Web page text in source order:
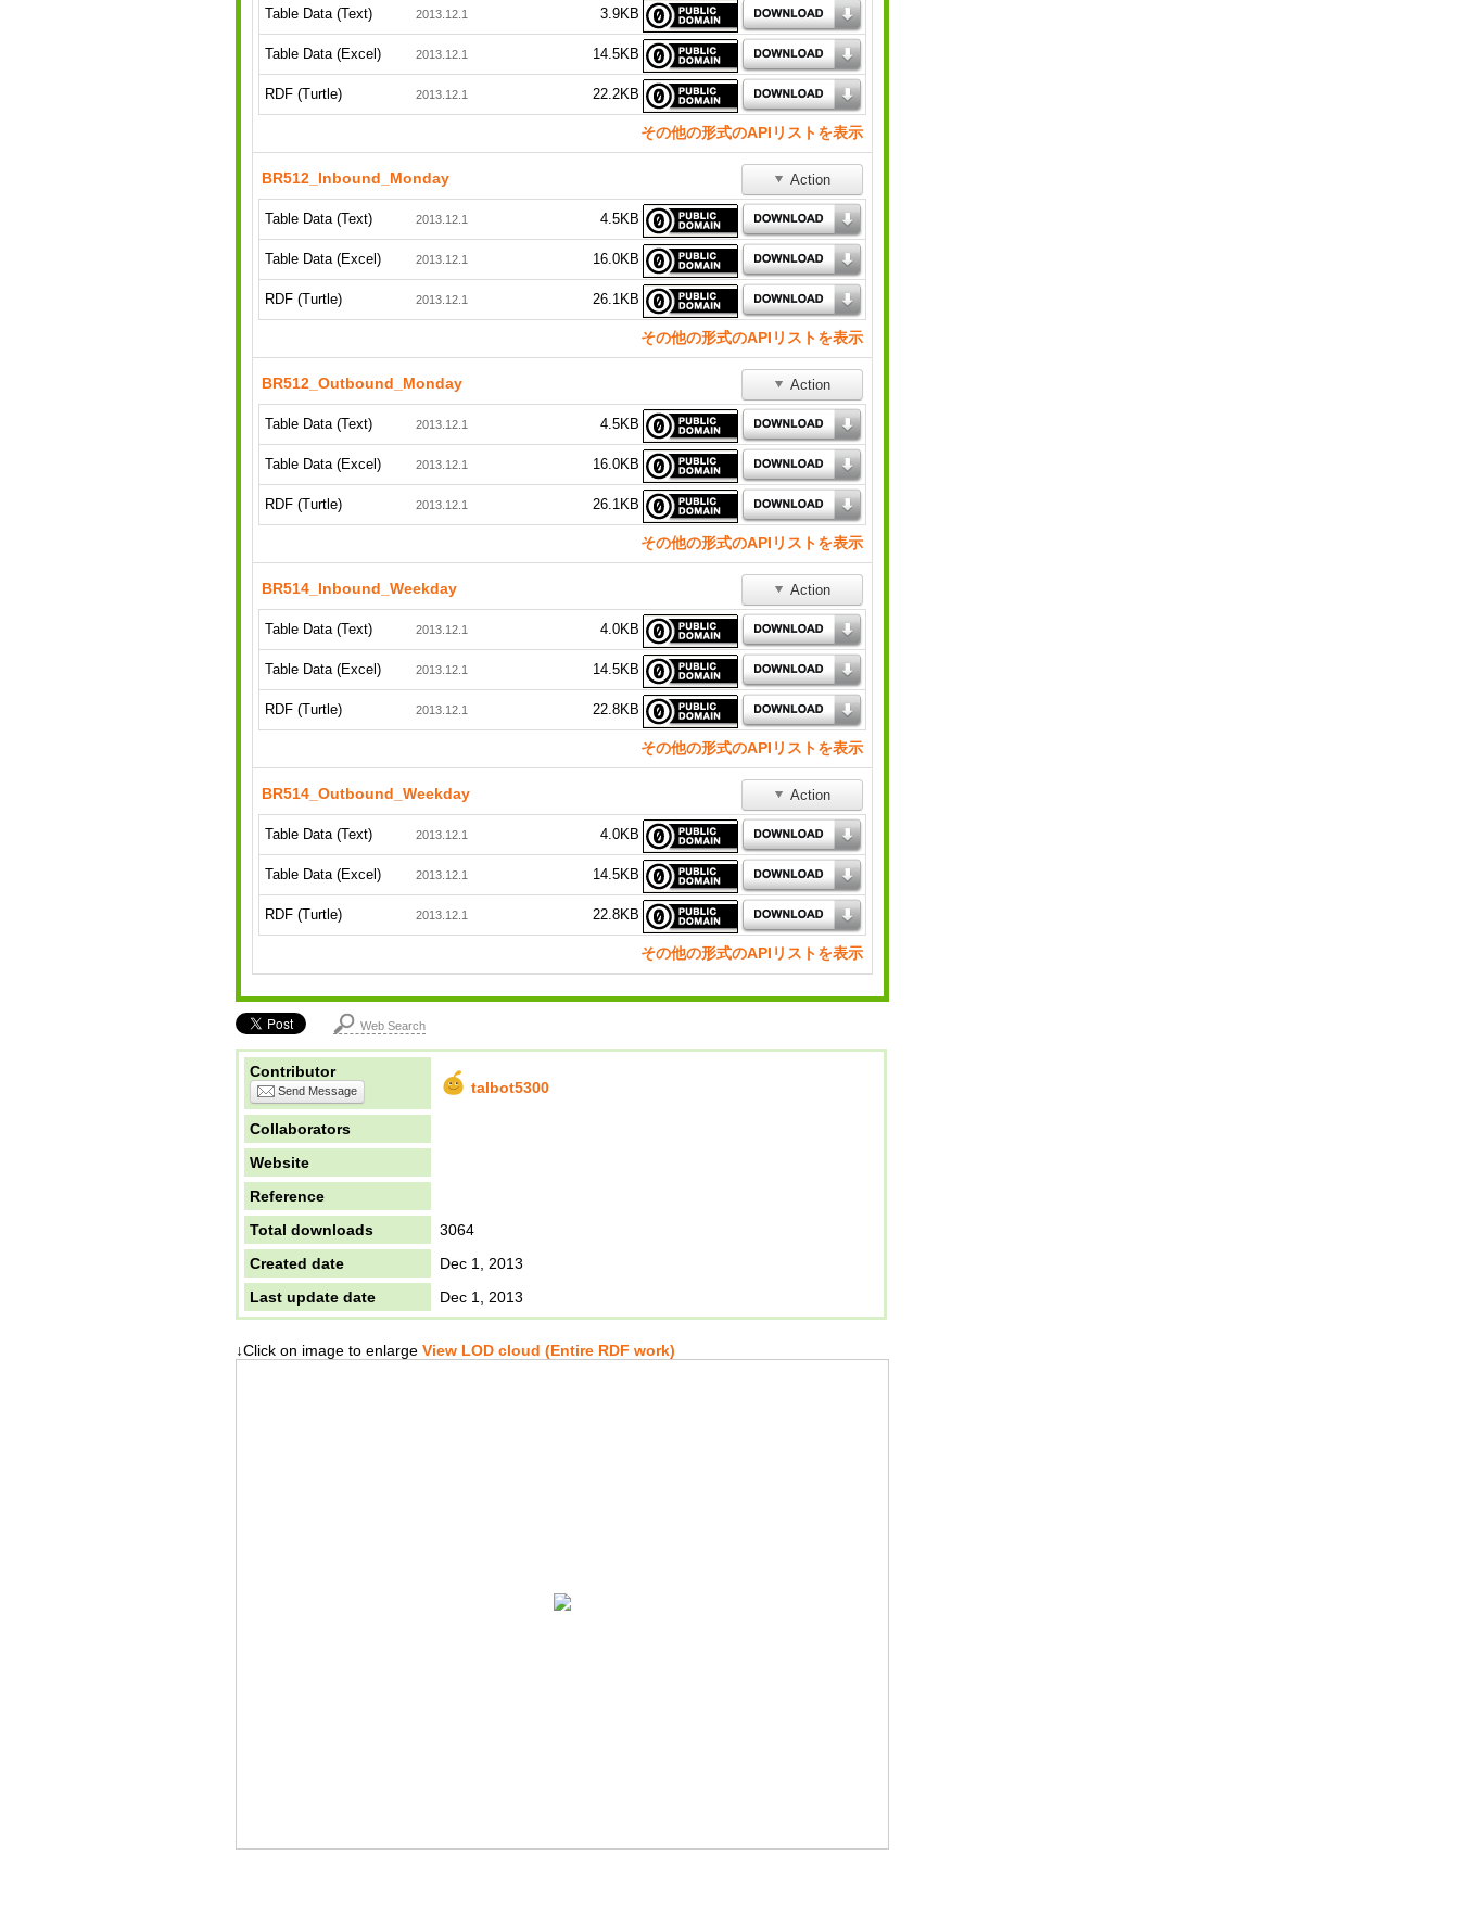
Table Data (Text) 2013.12.1 3.9KB
Table Data (Excel) 2013.12.1 14.5KB
RDF (Turtle) 2013.12.1 22.2KB
その他の形式のAPIリストを表示
BR512_Inbound_Monday Action
Table Data (Text) 2013.12.1 4.5KB
Table Data (Excel) 2013.12.1 16.0KB
RDF (Turtle) 2013.12.1 26.1KB
その他の形式のAPIリストを表示
BR512_Outbound_Monday Action
Table Data (Text) 2013.12.1 4.5KB
Table Data (Excel) 2013.12.1 16.0KB
RDF (Turtle) 2013.12.1 26.1KB
その他の形式のAPIリストを表示
BR514_Inbound_Weekday Action
Table Data (Text) 2013.12.1 4.0KB
Table Data (Excel) 2013.12.1 14.5KB
RDF (Turtle) 2013.12.1 22.8KB
その他の形式のAPIリストを表示
BR514_Outbound_Weekday Action
Table Data (Text) 2013.12.1 4.0KB
Table Data (Excel) 2013.12.1 14.5KB
RDF (Turtle) 2013.12.1 22.8KB
その他の形式のAPIリストを表示
Web Search
Contributor
Send Message talbot5300
Collaborators
Website
Reference
Total downloads
3064
Created date
Dec 1, 2013
Last update date
Dec 1, 2013
↓Click on image to enlarge View LOD cloud (Entire RDF work)